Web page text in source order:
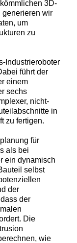
3D-
generieren wir
um
zu
Industrieroboter
führt der
einem
sechs
nicht-
in
zu fertigen.
für
als bei
ein dynamisch
selbst
der
der
Die
wie